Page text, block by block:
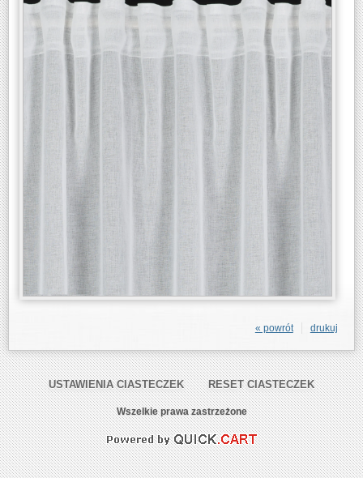
drukuj
« powrót
USTAWIENIA CIASTECZEK RESET CIASTECZEK
Wszelkie prawa zastrzeżone